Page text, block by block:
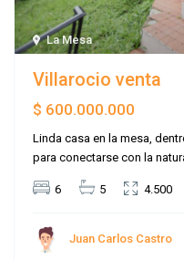
La Mesa
Villarocio venta
$ 600.000.000
Linda casa en la mesa,
para conectarse con la
6 5 4.500
Juan Carlos Castro